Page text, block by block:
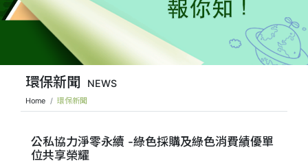
環保新聞 NEWS
Home 環保新聞
公私協力淨零永續 -綠色採購及綠色消費績優單
位共享榮耀